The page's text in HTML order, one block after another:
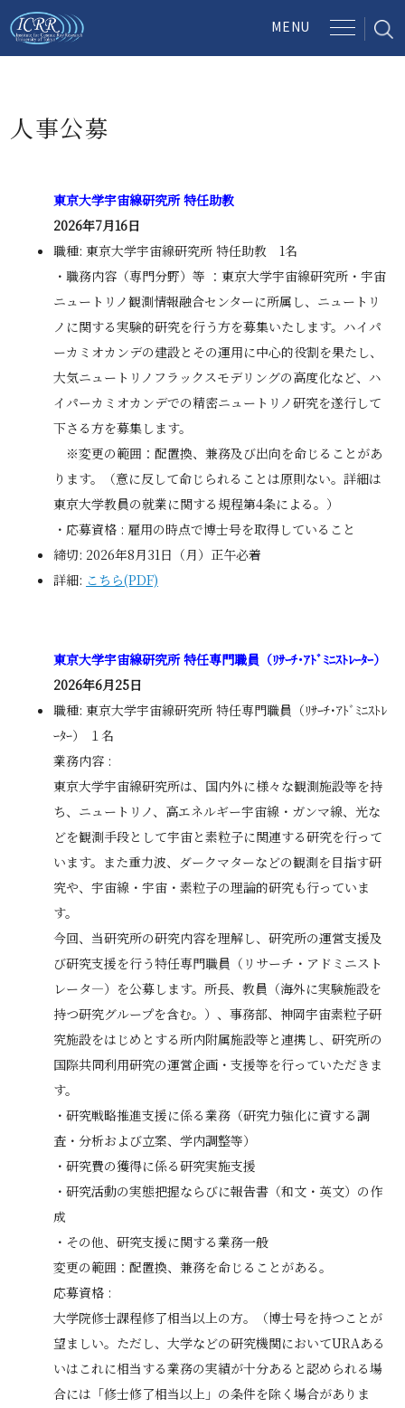
人事公募
東京大学宇宙線研究所 特任助教
2026年7月16日
職種: 東京大学宇宙線研究所 特任助教 1名
・職務内容（専門分野）等 ：東京大学宇宙線研究所・宇宙
ニュートリノ観測情報融合センターに所属し、ニュートリ
ノに関する実験的研究を行う方を募集いたします。ハイパ
ーカミオカンデの建設とその運用に中心的役割を果たし、
大気ニュートリノフラックスモデリングの高度化など、ハ
イパーカミオカンデでの精密ニュートリノ研究を遂行して
下さる方を募集します。
※変更の範囲：配置換、兼務及び出向を命じることがあ
ります。（意に反して命じられることは原則ない。詳細は
東京大学教員の就業に関する規程第4条による。）
・応募資格 : 雇用の時点で博士号を取得していること
締切: 2026年8月31日（月）正午必着
詳細: こちら(PDF)
東京大学宇宙線研究所 特任専門職員（ﾘｻｰﾁ･ｱﾄﾞﾐﾆｽﾄﾚｰﾀｰ）
2026年6月25日
職種: 東京大学宇宙線研究所 特任専門職員（ﾘｻｰﾁ･ｱﾄﾞﾐﾆｽﾄﾚ
ｰﾀｰ） １名
業務内容 :
東京大学宇宙線研究所は、国内外に様々な観測施設等を持
ち、ニュートリノ、高エネルギー宇宙線・ガンマ線、光な
どを観測手段として宇宙と素粒子に関連する研究を行って
います。また重力波、ダークマターなどの観測を目指す研
究や、宇宙線・宇宙・素粒子の理論的研究も行っていま
す。
今回、当研究所の研究内容を理解し、研究所の運営支援及
び研究支援を行う特任専門職員（リサーチ・アドミニスト
レータ―）を公募します。所長、教員（海外に実験施設を
持つ研究グループを含む。）、事務部、神岡宇宙素粒子研
究施設をはじめとする所内附属施設等と連携し、研究所の
国際共同利用研究の運営企画・支援等を行っていただきま
す。
・研究戦略推進支援に係る業務（研究力強化に資する調
査・分析および立案、学内調整等）
・研究費の獲得に係る研究実施支援
・研究活動の実態把握ならびに報告書（和文・英文）の作
成
・その他、研究支援に関する業務一般
変更の範囲：配置換、兼務を命じることがある。
応募資格 :
大学院修士課程修了相当以上の方。（博士号を持つことが
望ましい。ただし、大学などの研究機関においてURAある
いはこれに相当する業務の実績が十分あると認められる場
合には「修士修了相当以上」の条件を除く場合がありま